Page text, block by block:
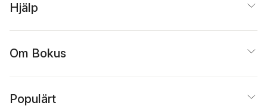
Hjälp
Om Bokus
Populärt